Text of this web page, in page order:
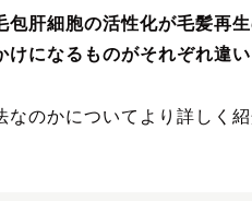
包肝細胞の活性化が毛髪再
になるものがそれぞれ違い
のかについてより詳しく紹